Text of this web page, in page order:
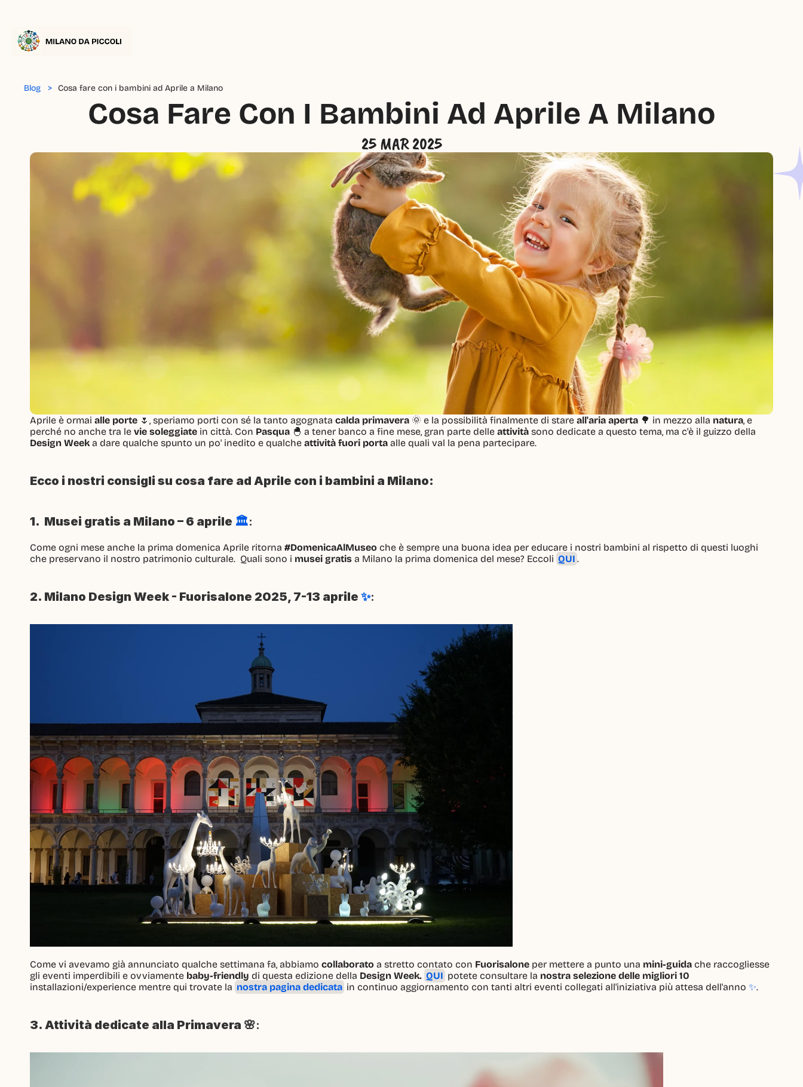
Blog   > Cosa fare con i bambini ad Aprile a Milano
Cosa Fare Con I Bambini Ad Aprile A Milano
25 MAR 2025
Aprile è ormai alle porte 🌷, speriamo porti con sé la tanto agognata calda primavera 🌞 e la possibilità finalmente di stare all'aria aperta 🌳 in mezzo alla natura, e
perché no anche tra le vie soleggiate in città. Con Pasqua 🐣 a tener banco a fine mese, gran parte delle attività
Design Week a dare qualche spunto un po' inedito e qualche attività fuori porta alle quali val la pena partecipare.
Ecco i nostri consigli su cosa fare ad Aprile con i bambini a Milano:
1.  Musei gratis a Milano – 6 aprile 🏛️:
Come ogni mese anche la prima domenica Aprile ritorna #DomenicaAlMuseo che è sempre una buona idea per educare i nostri bambini al rispetto di questi luoghi
che preservano il nostro patrimonio culturale.  Quali sono i musei gratis a Milano la prima domenica del mese? Eccoli QUI .
2. Milano Design Week - Fuorisalone 2025, 7-13 aprile ✨:
Come vi avevamo già annunciato qualche settimana fa, abbiamo collaborato a stretto contato con Fuorisalone per mettere a punto una mini-guida che raccogliesse
gli eventi imperdibili e ovviamente baby-friendly di questa edizione della Design Week. QUI potete consultare la nostra selezione delle migliori 10
installazioni/experience mentre qui trovate la nostra pagina dedicata in continuo aggiornamento con tanti altri eventi collegati all'iniziativa più attesa dell'anno ✨.
3. Attività dedicate alla Primavera 🌸: